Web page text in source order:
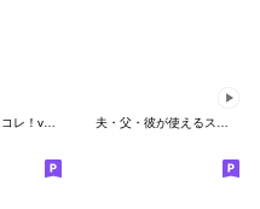
ゴルフ好きにはコレ！ver.2 夫・父・彼が使えるスタンプ～夏編～